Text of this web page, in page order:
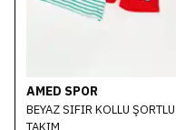
AMED SPOR
BEYAZ SIFIR KOLLU ŞORTLU
TAKIM